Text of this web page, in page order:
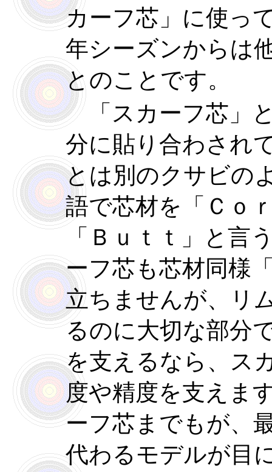
カーフ芯」に使っ
年シーズンからは
とのことです。
「スカーフ芯」
分に貼り合わされ
とは別のクサビの
語で芯材を「Ｃｏ
「Ｂｕｔｔ」と言
ーフ芯も芯材同様
立ちませんが、リ
るのに大切な部分
を支えるなら、ス
度や精度を支えま
ーフ芯までもが、
代わるモデルが目